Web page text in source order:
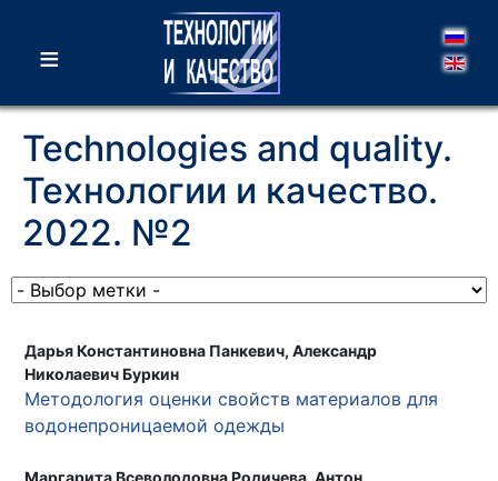
≡
Technologies and quality.
Технологии и качество.
2022. №2
Дарья Константиновна Панкевич, Александр
Николаевич Буркин
Методология оценки свойств материалов для
водонепроницаемой одежды
Маргарита Всеволодовна Родичева, Антон